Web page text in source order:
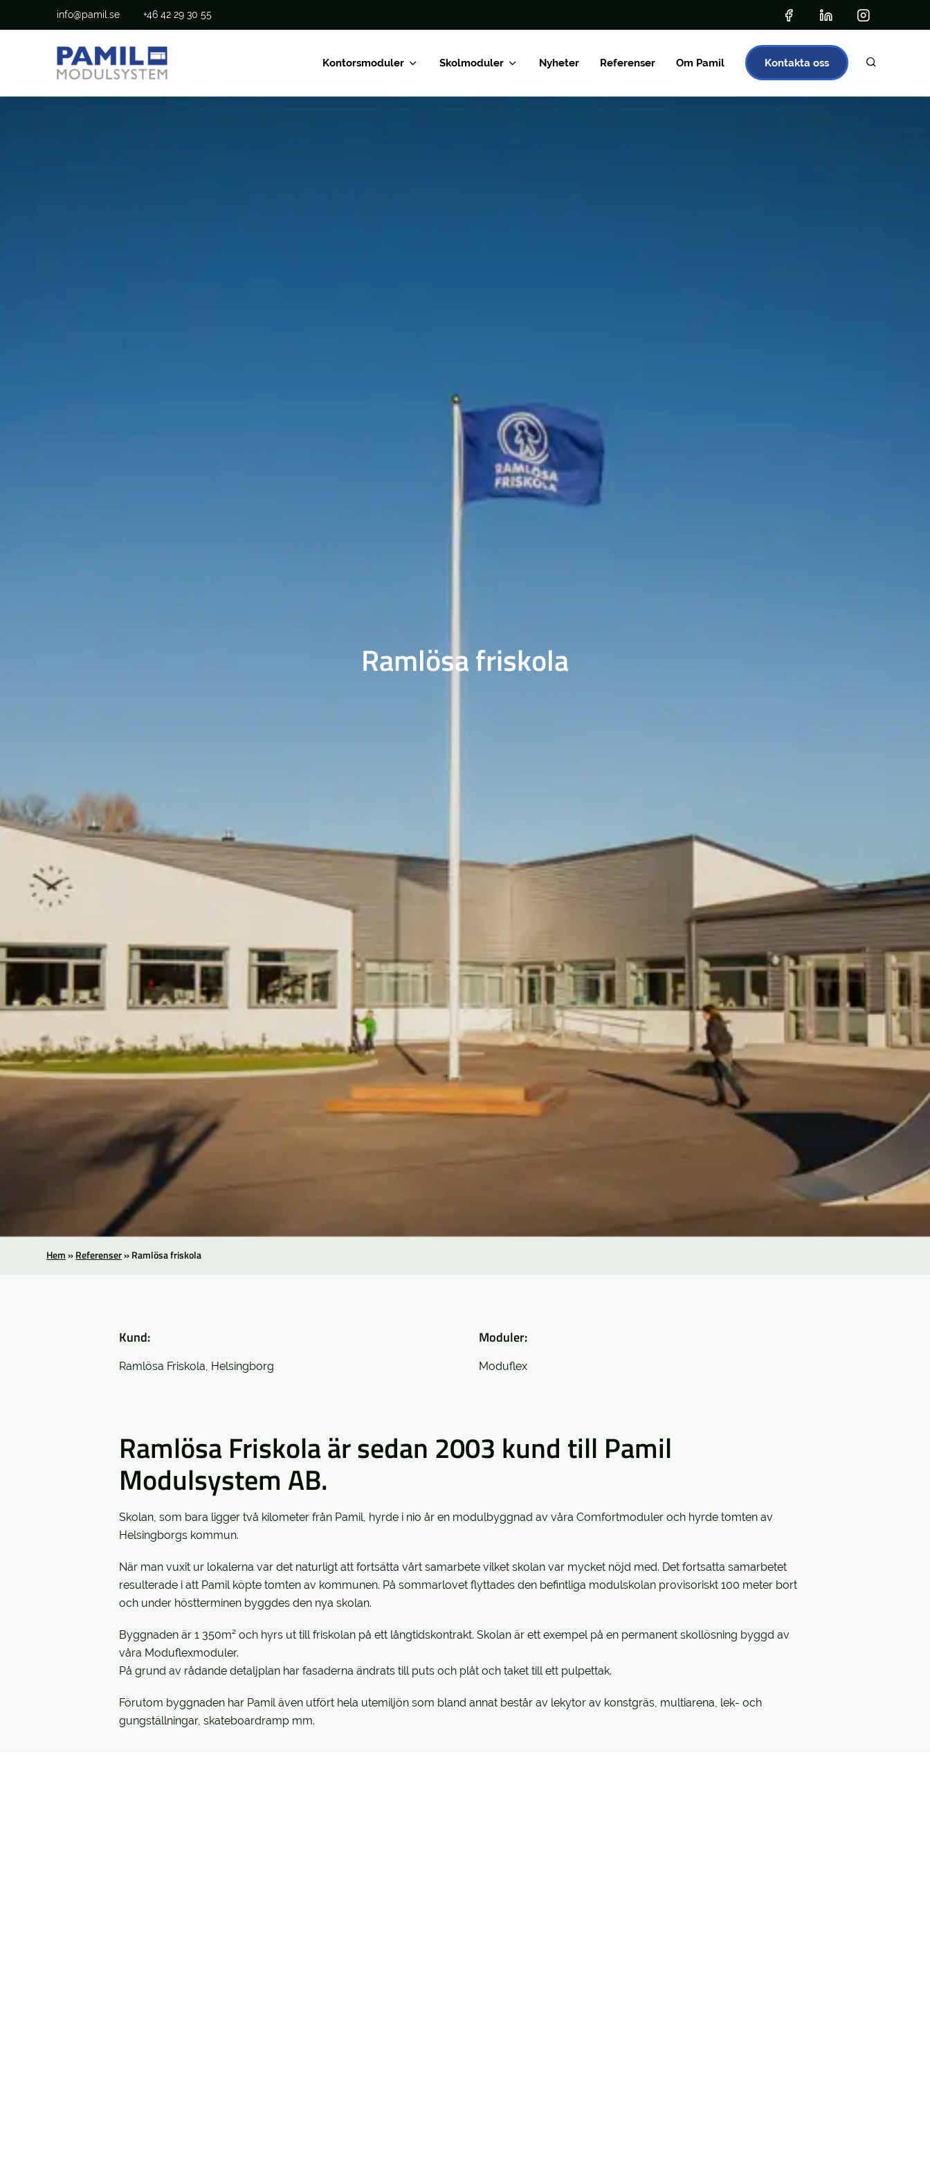
info@pamil.se +46 42 29 30 55
Kontorsmoduler Skolmoduler Nyheter Referenser Om Pamil Kontakta oss
Ramlösa friskola
Hem » Referenser» Ramlösa friskola
Kund:
Ramlösa Friskola, Helsingborg
Moduler:
Moduflex
Ramlösa Friskola är sedan 2003 kund till Pamil
Modulsystem AB.
Skolan, som bara ligger två kilometer från Pamil, hyrde i nio år en modulbyggnad av våra Comfortmoduler och hyrde tomten av
Helsingborgs kommun.
När man vuxit ur lokalerna var det naturligt att fortsätta vårt samarbete vilket skolan var mycket nöjd med. Det fortsatta samarbetet
resulterade i att Pamil köpte tomten av kommunen. På sommarlovet flyttades den befintliga modulskolan provisoriskt 100 meter bort
och under höstterminen byggdes den nya skolan.
Byggnaden är 1 350m² och hyrs ut till friskolan på ett långtidskontrakt. Skolan är ett exempel på en permanent skollösning byggd av
våra Moduflexmoduler.
På grund av rådande detaljplan har fasaderna ändrats till puts och plåt och taket till ett pulpettak.
Förutom byggnaden har Pamil även utfört hela utemiljön som bland annat består av lekytor av konstgräs, multiarena, lek- och
gungställningar, skateboardramp mm.